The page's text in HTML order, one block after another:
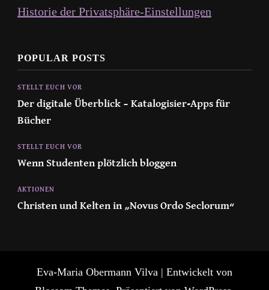
Historie der Privatsphäre-Einstellungen
POPULAR POSTS
STELLT EUCH VOR
Der digitale Überblick – Katalogisier-Apps für
Bücher
STELLT EUCH VOR
Wenn Studenten plötzlich bloggen
AKTIONEN
Christen und Kelten in „Novus Ordo Seclorum“
Eva-Maria Obermann Vilva | Entwickelt von